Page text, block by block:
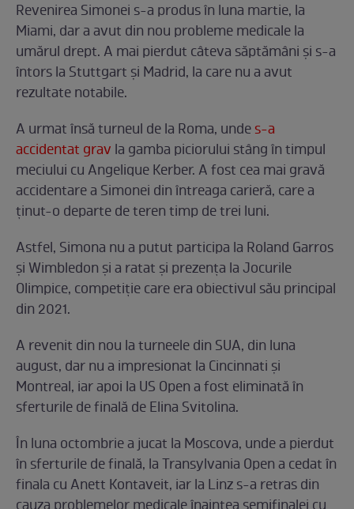
Revenirea Simonei s-a produs în luna martie, la
Miami, dar a avut din nou probleme medicale la
umărul drept. A mai pierdut câteva săptămâni și s-a
întors la Stuttgart și Madrid, la care nu a avut
rezultate notabile.
A urmat însă turneul de la Roma, undes-a
accidentat grav la gamba piciorului stâng în timpul
meciului cu Angelique Kerber. A fost cea mai gravă
accidentare a Simonei din întreaga carieră, care a
ținut-o departe de teren timp de trei luni.
Astfel, Simona nu a putut participa la Roland Garros
și Wimbledon și a ratat și prezența la Jocurile
Olimpice, competiție care era obiectivul său principal
din 2021.
A revenit din nou la turneele din SUA, din luna
august, dar nu a impresionat la Cincinnati și
Montreal, iar apoi la US Open a fost eliminată în
sferturile de finală de Elina Svitolina.
În luna octombrie a jucat la Moscova, unde a pierdut
în sferturile de finală, la Transylvania Open a cedat în
finala cu Anett Kontaveit, iar la Linz s-a retras din